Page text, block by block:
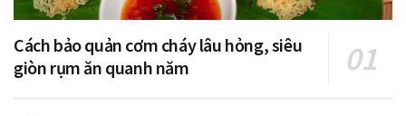
Cách bảo quản cơm cháy lâu hỏng, siêu
giòn rụm ăn quanh năm